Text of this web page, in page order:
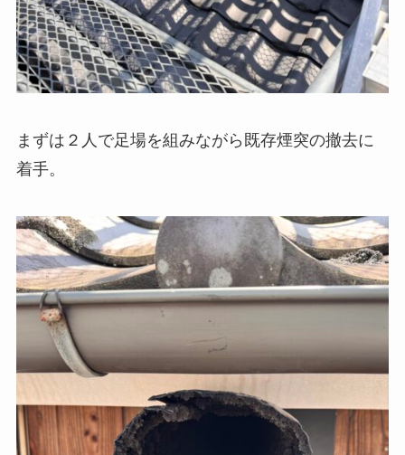
まずは２人で足場を組みながら既存煙突の撤去に
着手。